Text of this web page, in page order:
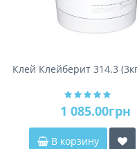
Клей Клейберит 314.3
1 085.00грн
В корзину